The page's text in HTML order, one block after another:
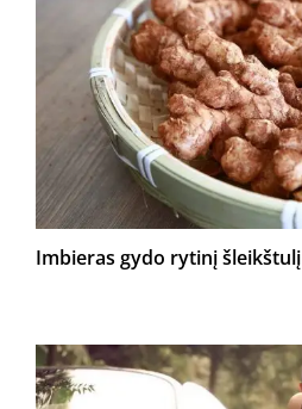
Imbieras gydo rytinį šleikštulį